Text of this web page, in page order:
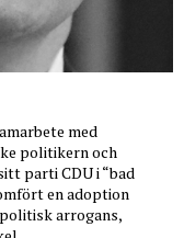
med
politikern och
parti CDU i “bad
en adoption
arrogans,